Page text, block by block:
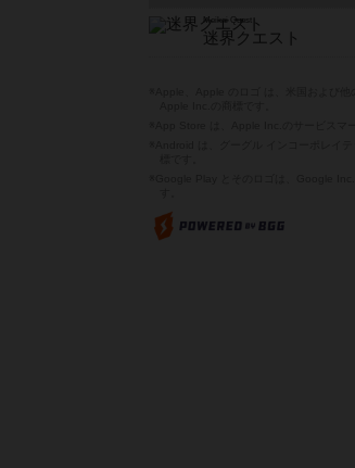
Meikai Quest
迷界クエスト